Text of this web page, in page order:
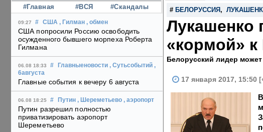
#Главная
#ВСЯ #Скандалы
09:27 # США , Гилман , обмен
США попросили Россию освободить
осужденного бывшего морпеха Роберта
Гилмана
06.08 18:33 # Главныеновости , Сутьсобытий ,
6августа
Главные события к вечеру 6 августа
06.08 18:25 # Путин , Шереметьево , аэропорт
Путин разрешил полностью
приватизировать аэропорт
Шереметьево
# БЕЛОРУССИЯ ,
Лукашенко
«кормой» к
Белорусский лидер
17 января 2017, 15:50